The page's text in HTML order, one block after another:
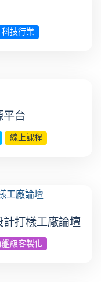
科技行業
台
線上課程
打樣工廠論壇
級客製化